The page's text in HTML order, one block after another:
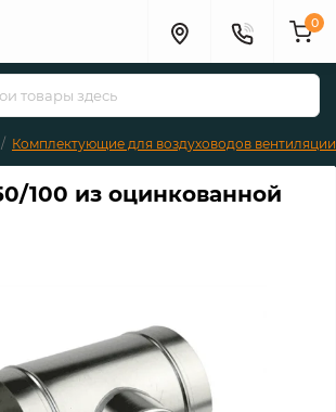
0
Комплектующие для воздуховодов вентиляции
100 из оцинкованной